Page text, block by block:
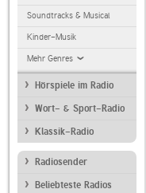
Soundtracks & Musical
Kinder-Musik
Mehr Genres
Hörspiele im Radio
Wort- & Sport-Radio
Klassik-Radio
Radiosender
Beliebteste Radios